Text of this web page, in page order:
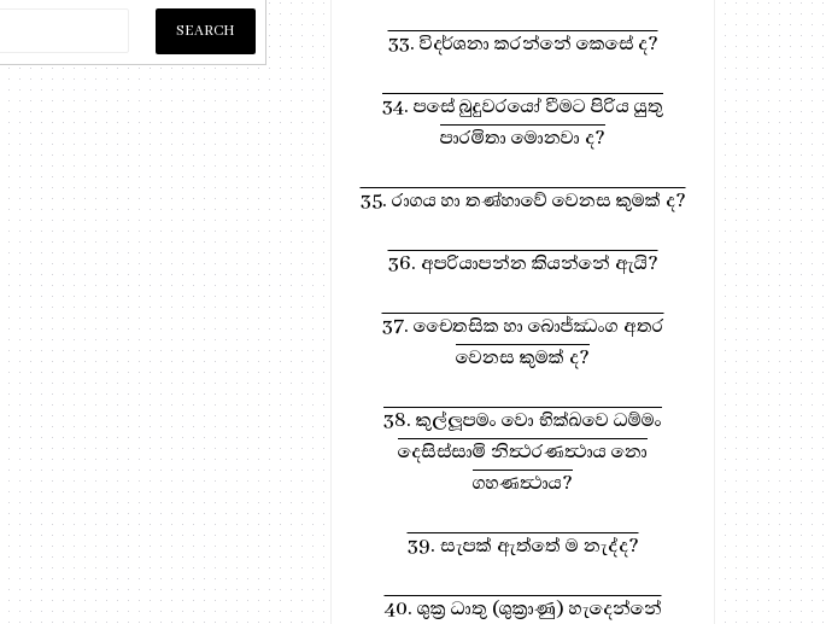
33. විදර්ශනා කරන්නේ කෙසේ ද?
34. පසේ බුදුවරයෝ වීමට පිරිය යුතු
පාරමිතා මොනවා ද?
35. රාගය හා තණ්හාවේ වෙනස කුමක් ද?
36. අපරියාපන්න කියන්නේ ඇයි?
37. චෛතසික හා බොජ්ඣංග අතර
වෙනස කුමක් ද?
38. කුල්ලූපමං වො භික්‍ඛවෙ ධම්මං
දෙසිස්සාමි නිත්‍ථරණත්‍ථාය නො
ගහණත්‍ථාය?
39. සැපක් ඇත්තේ ම නැද්ද?
40. ශුක්‍ර ධාතු (ශුක්‍රාණු) හැදෙන්නේ